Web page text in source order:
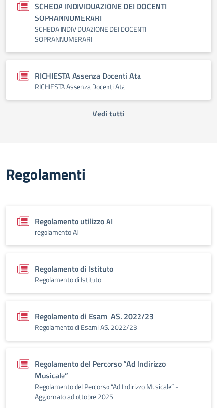
SCHEDA INDIVIDUAZIONE DEI DOCENTI
SOPRANNUMERARI
SCHEDA INDIVIDUAZIONE DEI DOCENTI
SOPRANNUMERARI
RICHIESTA Assenza Docenti Ata
RICHIESTA Assenza Docenti Ata
Vedi tutti
Regolamenti
Regolamento utilizzo AI
regolamento AI
Regolamento di Istituto
Regolamento di Istituto
Regolamento di Esami AS. 2022/23
Regolamento di Esami AS. 2022/23
Regolamento del Percorso “Ad Indirizzo
Musicale”
Regolamento del Percorso “Ad Indirizzo Musicale” -
Aggiornato ad ottobre 2025